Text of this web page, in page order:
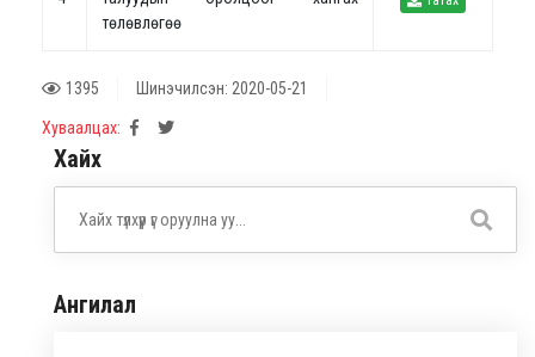
төлөвлөгөө
1395 Шинэчилсэн: 2020-05-21
Хуваалцах:
Хайх
Ангилал